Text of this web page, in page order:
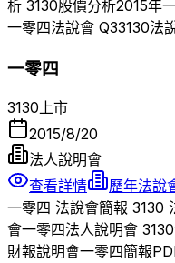
析 3130股價分析2015年
一零四法說會 Q33130法
一零四
3130上市
2015/8/20
法人說明會
查看詳情
歷年法說
一零四 法說會簡報 3130
會一零四法人說明會 3130
財報說明會一零四簡報